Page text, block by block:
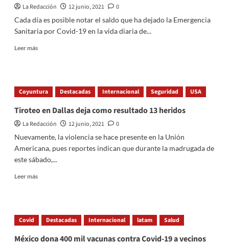
de
19
tras
La Redacción 12 junio, 2021
0
Cada día es posible notar el saldo que ha dejado la Emergencia
Sanitaria por Covid-19 en la vida diaria de...
Leer másRead
México
un
de
estudiantes
la
escuela
Coyuntura Destacadas Internacional Seguridad USA
Tiroteo en Dallas deja como resultado 13 heridos
La Redacción 12 junio, 2021
0
Nuevamente, la violencia se hace presente en la Unión
Americana, pues reportes indican que durante la madrugada de
este sábado,...
Leer másRead
en
Dallas
Covid Destacadas Internacional latam Salud
México dona 400 mil vacunas contra Covid-19 a vecinos